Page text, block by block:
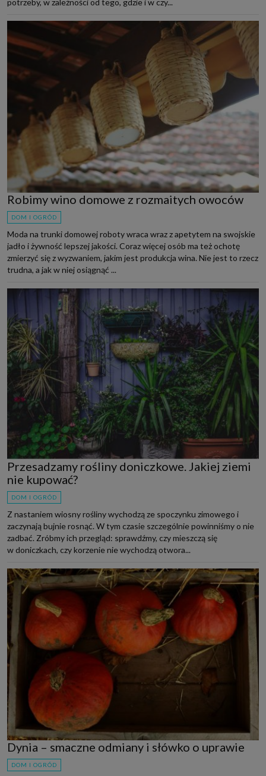
Robimy wino domowe z rozmaitych owoców
DOM I OGRÓD
Moda na trunki domowej roboty wraca wraz z apetytem na swojskie
jadło i żywność lepszej jakości. Coraz więcej osób ma też ochotę
zmierzyć się z wyzwaniem, jakim jest produkcja wina. Nie jest to rzecz
trudna, a jak w niej osiągnąć ...
Przesadzamy rośliny doniczkowe. Jakiej ziemi
nie kupować?
DOM I OGRÓD
Z nastaniem wiosny rośliny wychodzą ze spoczynku zimowego i
zaczynają bujnie rosnąć. W tym czasie szczególnie powinniśmy o nie
zadbać. Zróbmy ich przegląd: sprawdźmy, czy mieszczą się
w doniczkach, czy korzenie nie wychodzą otwora...
Dynia – smaczne odmiany i słówko o uprawie
DOM I OGRÓD